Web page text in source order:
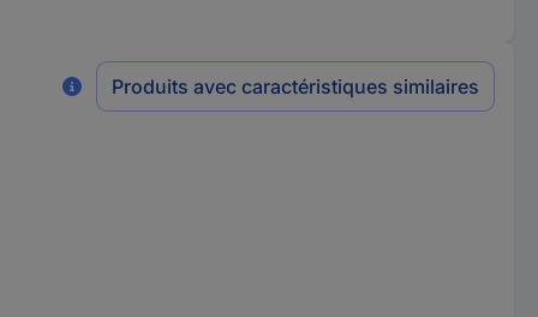
Produits avec caractéristiques similaires